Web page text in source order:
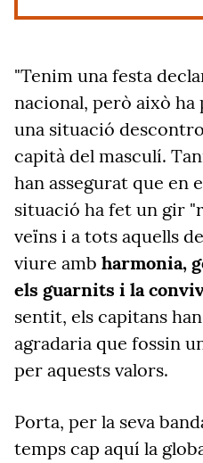
"Tenim una festa
nacional, però això
una situació
capità del masculí.
han assegurat que en
situació ha fet un gir
veïns i a tots aquells
viure amb harmonia,
els guarnits i la
sentit, els capitans
agradaria que fossin
per aquests valors.
Porta, per la seva
temps cap aquí la